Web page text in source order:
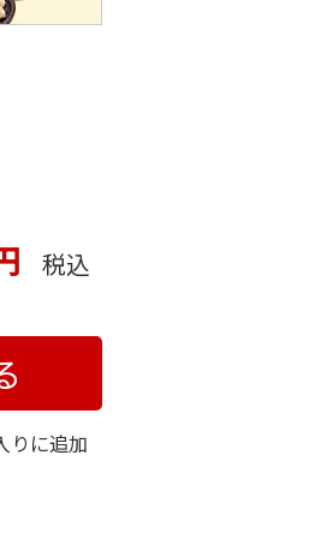
税込
りに追加